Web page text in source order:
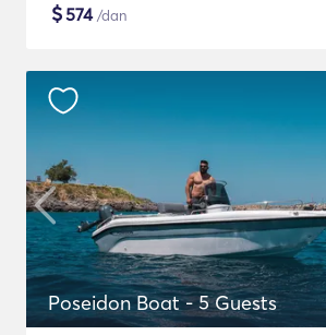
$574/dan
Poseidon Boat - 5 Guests